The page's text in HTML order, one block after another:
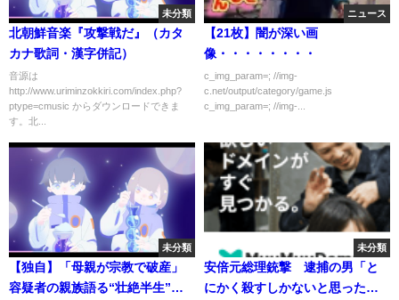
未分類
北朝鮮音楽『攻撃戦だ』（カタ
カナ歌詞・漢字併記）
音源は
http://www.uriminzokkiri.com/index.php?
ptype=cmusic からダウンロードできま
す。北...
ニュース
【21枚】闇が深い画
像・・・・・・・・
c_img_param=; //img-
c.net/output/category/game.js
c_img_param=; //img-...
未分類
【独自】「母親が宗教で破産」
容疑者の親族語る“壮絶半生”
未分類
安倍元総理銃撃 逮捕の男「と
にかく殺すしかないと思った」